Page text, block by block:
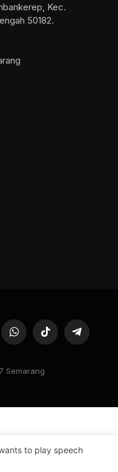
Kec.
50182.
WhatsAppTikTok Telegram
Semarang
to play speech